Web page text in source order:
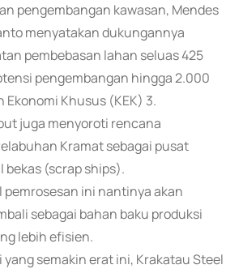
pengembangan kawasan, Mendes
menyatakan dukungannya
pembebasan lahan seluas 425
pengembangan hingga 2.000
Ekonomi Khusus (KEK) 3.
juga menyoroti rencana
Kramat sebagai pusat
bekas (scrap ships).
pemrosesan ini nantinya akan
sebagai bahan baku produksi
lebih efisien.
yang semakin erat ini, Krakatau Steel